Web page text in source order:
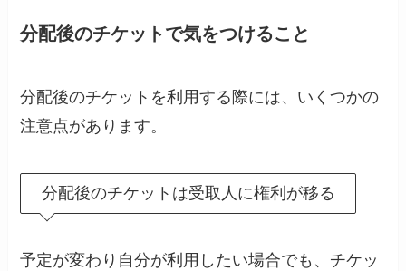
分配後のチケットで気をつけること
分配後のチケットを利用する際には、いくつかの
注意点があります。
分配後のチケットは受取人に権利が移る
予定が変わり自分が利用したい場合でも、チケッ